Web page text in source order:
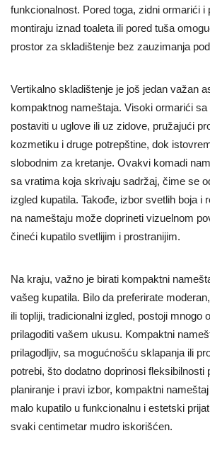
funkcionalnost. Pored toga, zidni ormarići i
montiraju iznad toaleta ili pored tuša
prostor za skladištenje bez zauzimanja
Vertikalno skladištenje je još jedan važan
kompaktnog nameštaja. Visoki ormarići
postaviti u uglove ili uz zidove, pružajući
kozmetiku i druge potrepštine, dok
slobodnim za kretanje. Ovakvi komadi
sa vratima koja skrivaju sadržaj, čime se
izgled kupatila. Takođe, izbor svetlih boja i
na nameštaju može doprineti vizuelnom
čineći kupatilo svetlijim i prostranijim.
Na kraju, važno je birati kompaktni
vašeg kupatila. Bilo da preferirate
ili topliji, tradicionalni izgled, postoji mnogo
prilagoditi vašem ukusu. Kompaktni
prilagodljiv, sa mogućnošću sklapanja ili
potrebi, što dodatno doprinosi fleksibilnosti
planiranje i pravi izbor, kompaktni
malo kupatilo u funkcionalnu i estetski
svaki centimetar mudro iskorišćen.